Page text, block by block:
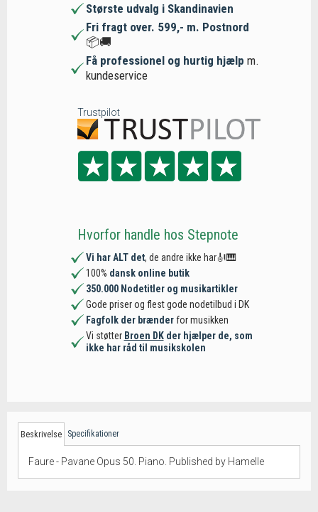
Største udvalg i Skandinavien
Fri fragt over. 599,- m. Postnord
📦🚚
Få professionel og hurtig hjælp m.
kundeservice
Trustpilot
Hvorfor handle hos Stepnote
Vi har ALT det, de andre ikke har🎻🎹
100% dansk online butik
350.000 Nodetitler og musikartikler
Gode priser og flest gode nodetilbud i DK
Fagfolk der brænderfor musikken
Vi støtter Broen DKder hjælper de, som
ikke har råd til musikskolen
Beskrivelse Specifikationer
Faure - Pavane Opus 50. Piano. Published by Hamelle